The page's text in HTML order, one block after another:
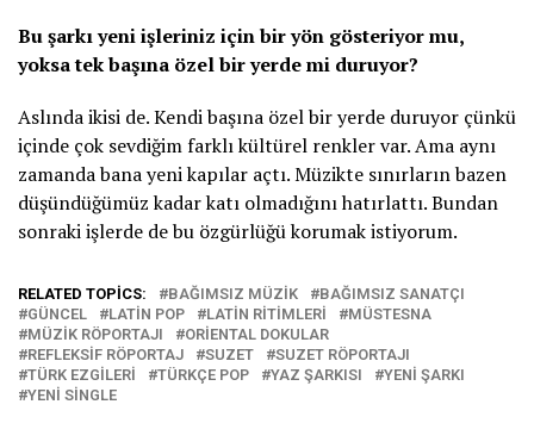
Bu şarkı yeni işleriniz için bir yön gösteriyor mu,
yoksa tek başına özel bir yerde mi duruyor?
Aslında ikisi de. Kendi başına özel bir yerde duruyor çünkü
içinde çok sevdiğim farklı kültürel renkler var. Ama aynı
zamanda bana yeni kapılar açtı. Müzikte sınırların bazen
düşündüğümüz kadar katı olmadığını hatırlattı. Bundan
sonraki işlerde de bu özgürlüğü korumak istiyorum.
RELATED TOPICS: BAĞIMSIZ MÜZIK
BAĞIMSIZ SANATÇI
GÜNCEL
LATIN POP LATIN RITIMLERI
MÜSTESNA
MÜZIK RÖPORTAJI
ORIENTAL DOKULAR
REFLEKSIF RÖPORTAJ
SUZET
SUZET RÖPORTAJI
TÜRK EZGILERI
TÜRKÇE POP YAZ ŞARKISI
YENI ŞARKI
YENI SINGLE